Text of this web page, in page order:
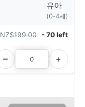
유아
(0-4세)
NZ$199.00 - 70 left